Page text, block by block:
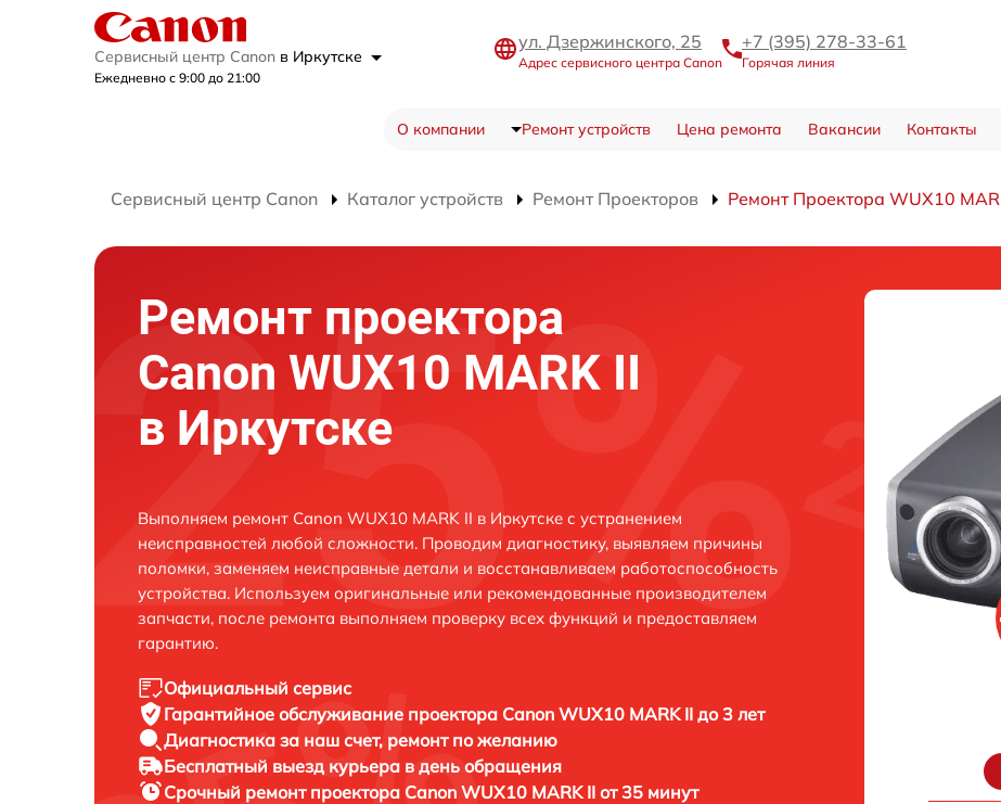
Сервисный центр Canon в Иркутске
Ежедневно с 9:00 до 21:00
ул. Дзержинского, 25
Адрес сервисного центра Canon
+7 (395) 278-33-61
Горячая линия
О компании Ремонт устройств Цена ремонта Вакансии Контакты
Сервисный центр Canon Каталог устройств Ремонт Проекторов Ремонт Проектора WUX10
Ремонт проектора
Canon WUX10 MARK II
в Иркутске
Выполняем ремонт Canon WUX10 MARK II в Иркутске с устранением
неисправностей любой сложности. Проводим диагностику, выявляем причины
поломки, заменяем неисправные детали и восстанавливаем работоспособность
устройства. Используем оригинальные или рекомендованные производителем
запчасти, после ремонта выполняем проверку всех функций и предоставляем
гарантию.
Официальный сервис
Гарантийное обслуживание проектора Canon WUX10 MARK II до 3 лет
Диагностика за наш счет, ремонт по желанию
Бесплатный выезд курьера в день обращения
Срочный ремонт проектора Canon WUX10 MARK II от 35 минут